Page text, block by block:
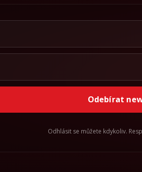
Odebírat
Odhlásit se můžete kdykoliv.